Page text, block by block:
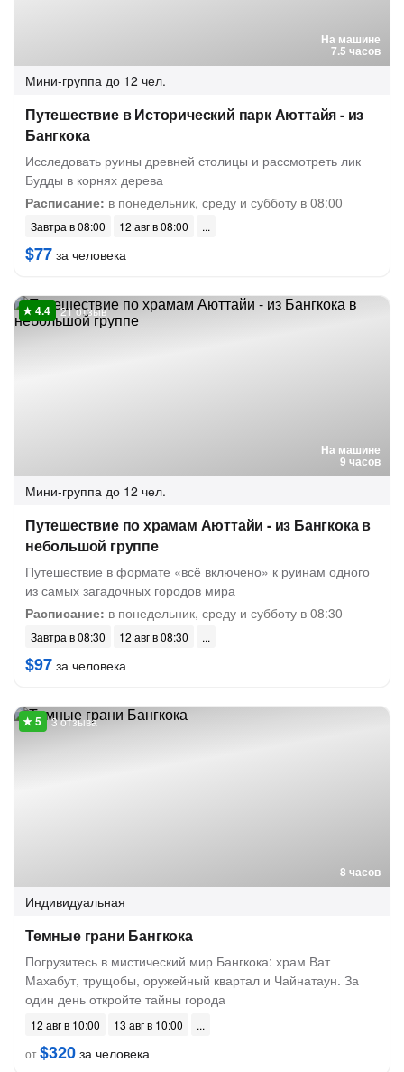
На машине
7.5 часов
Мини-группа до 12 чел.
Путешествие в Исторический парк Аюттайя - из
Бангкока
Исследовать руины древней столицы и рассмотреть лик
Будды в корнях дерева
Расписание: в понедельник, среду и субботу в 08:00
Завтра в 08:00 12 авг в 08:00
$77 за человека
На машине
9 часов
21 отзыв
Мини-группа до 12 чел.
Путешествие по храмам Аюттайи - из Бангкока в
небольшой группе
Путешествие в формате «всё включено» к руинам одного
из самых загадочных городов мира
Расписание: в понедельник, среду и субботу в 08:30
Завтра в 08:30 12 авг в 08:30
$97 за человека
8 часов
3 отзыва
Индивидуальная
Темные грани Бангкока
Погрузитесь в мистический мир Бангкока: храм Ват
Махабут, трущобы, оружейный квартал и Чайнатаун. За
один день откройте тайны города
12 авг в 10:00
13 авг в 10:00
от$320 за человека